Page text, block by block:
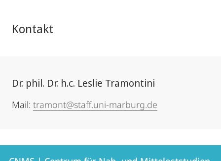
Kontakt
Dr. phil. Dr. h.c. Leslie Tramontini
Mail: tramont@staff.uni-marburg.de
Kontakt
Kontaktinformationen